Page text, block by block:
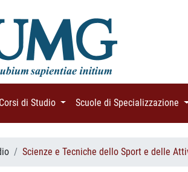
Corsi di Studio (current)Scuole di Specializzazione
Scienze e Tecniche dello Sport e delle